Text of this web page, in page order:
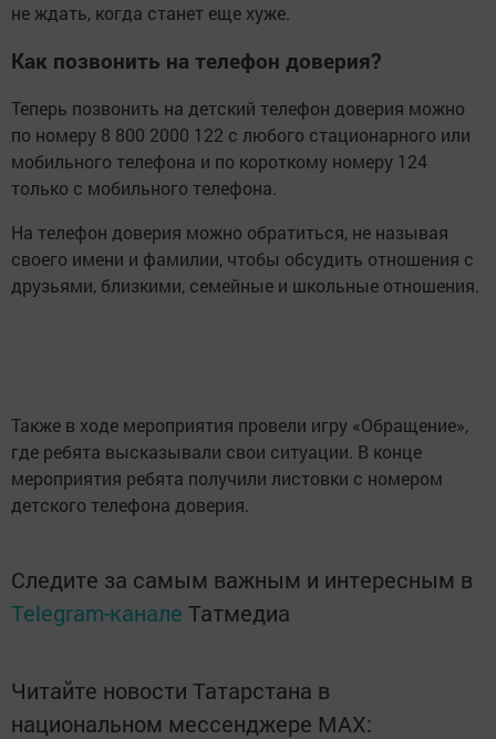
не ждать, когда станет еще хуже.
Как позвонить на телефон доверия?
Теперь позвонить на детский телефон доверия можно
по номеру 8 800 2000 122 с любого стационарного или
мобильного телефона и по короткому номеру 124
только с мобильного телефона.
На телефон доверия можно обратиться, не называя
своего имени и фамилии, чтобы обсудить отношения с
друзьями, близкими, семейные и школьные отношения.
Также в ходе мероприятия провели игру «Обращение»,
где ребята высказывали свои ситуации. В конце
мероприятия ребята получили листовки с номером
детского телефона доверия.
Следите за самым важным и интересным в
Telegram-канале Татмедиа
Читайте новости Татарстана в
национальном мессенджере MАХ: